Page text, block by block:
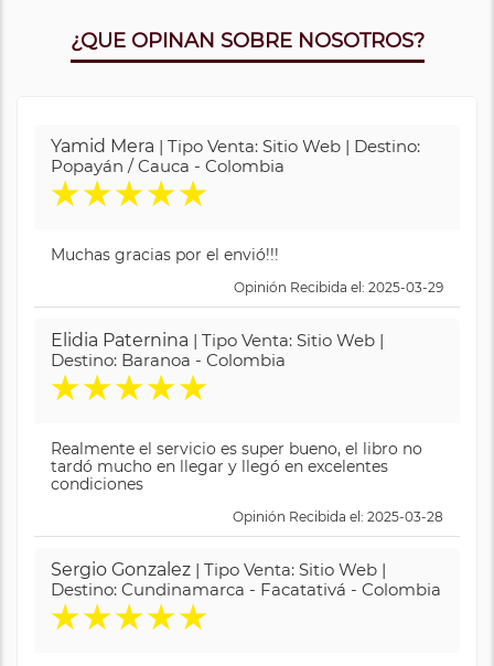
¿QUE OPINAN SOBRE NOSOTROS?
Yamid Mera | Tipo Venta: Sitio Web | Destino:
Popayán / Cauca - Colombia
★★★★★
Muchas gracias por el envió!!!
Opinión Recibida el: 2025-03-29
Elidia Paternina | Tipo Venta: Sitio Web |
Destino: Baranoa - Colombia
★★★★★
Realmente el servicio es super bueno, el libro no
tardó mucho en llegar y llegó en excelentes
condiciones
Opinión Recibida el: 2025-03-28
Sergio Gonzalez | Tipo Venta: Sitio Web |
Destino: Cundinamarca - Facatativá - Colombia
★★★★★